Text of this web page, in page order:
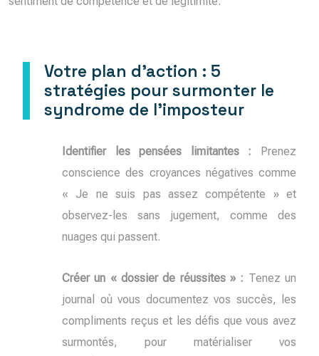
Votre plan d’action : 5
stratégies pour surmonter le
syndrome de l’imposteur
Identifier les pensées limitantes : Prenez
conscience des croyances négatives comme
« Je ne suis pas assez compétente » et
observez-les sans jugement, comme des
nuages qui passent.
Créer un « dossier de réussites » : Tenez un
journal où vous documentez vos succès, les
compliments reçus et les défis que vous avez
surmontés, pour matérialiser vos